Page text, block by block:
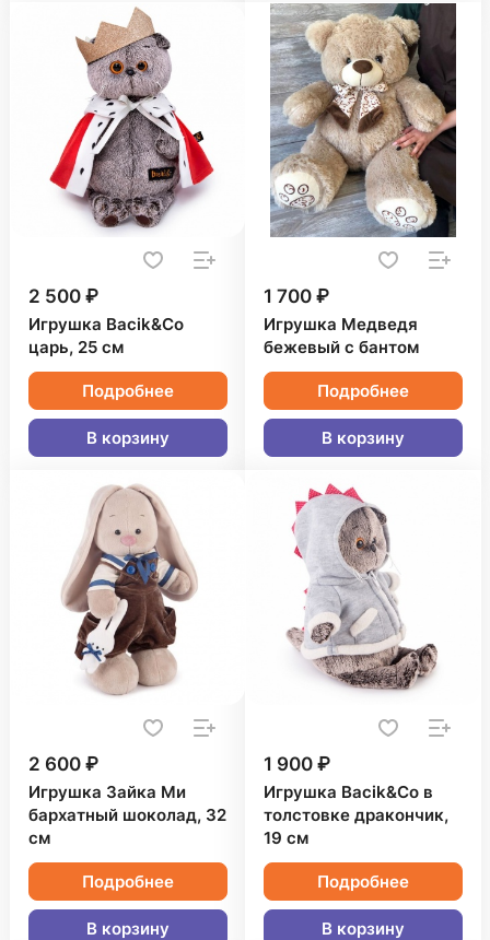
2 500 ₽
Игрушка Bacik&Co
царь, 25 см
Подробнее
В корзину
1 700 ₽
Игрушка Медведя
бежевый с бантом
Подробнее
В корзину
2 600 ₽
Игрушка Зайка Ми
бархатный шоколад, 32
см
Подробнее
В корзину
1 900 ₽
Игрушка Bacik&Co в
толстовке дракончик,
19 см
Подробнее
В корзину